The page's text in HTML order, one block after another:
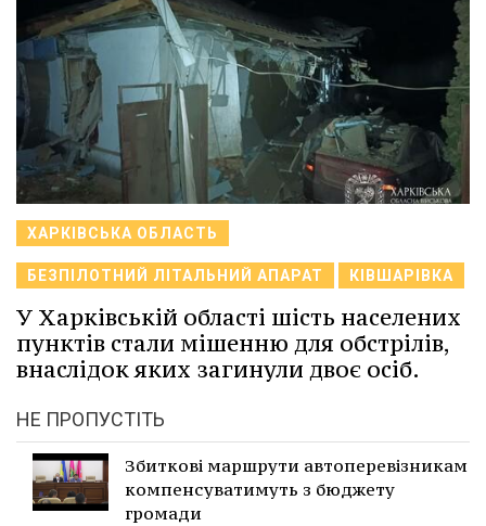
ХАРКІВСЬКА ОБЛАСТЬ
БЕЗПІЛОТНИЙ ЛІТАЛЬНИЙ АПАРАТ КІВШАРІВКА
У Харківській області шість населених
пунктів стали мішенню для обстрілів,
внаслідок яких загинули двоє осіб.
НЕ ПРОПУСТІТЬ
Збиткові маршрути автоперевізникам
компенсуватимуть з бюджету
громади